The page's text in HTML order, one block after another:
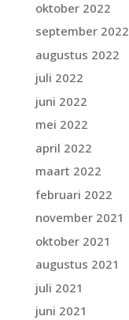
oktober 2022
september 2022
augustus 2022
juli 2022
juni 2022
mei 2022
april 2022
maart 2022
februari 2022
november 2021
oktober 2021
augustus 2021
juli 2021
juni 2021